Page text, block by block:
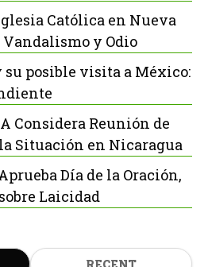
Católica en Nueva
y Odio
su posible visita a México:
Considera Reunión de
Situación en Nicaragua
Día de la Oración,
Laicidad